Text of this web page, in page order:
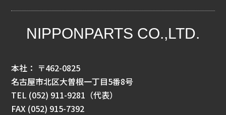
NIPPONPARTS CO.,LTD.
本社： 〒462-0825
名古屋市北区大曽根一丁目5番8号
TEL (052) 911-9281 （代表）
FAX (052) 915-7392